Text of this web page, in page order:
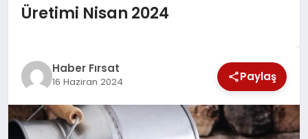
TEKNOLOJİ
EKONOMİ
MAGAZİN
Üretimi Nisan 2024
Haber Fırsat
16 Haziran 2024 Paylaş